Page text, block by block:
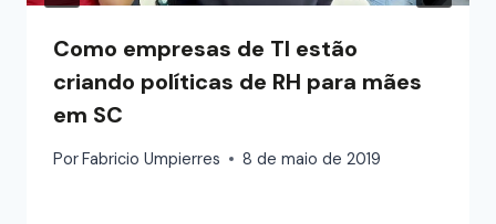
Como empresas de TI estão
criando políticas de RH para mães
em SC
PorFabricio Umpierres 8 de maio de 2019